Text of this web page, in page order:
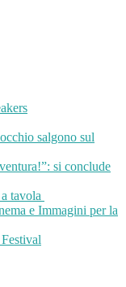
salgono sul
si conclude
tavola
e Immagini per la